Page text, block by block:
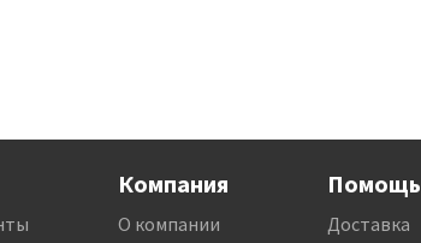
Компания
О компании
Помощь
Доставка